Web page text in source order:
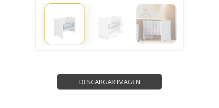
DESCARGAR IMAGEN